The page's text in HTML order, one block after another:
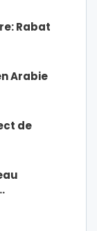
Rabat
Arabie
de